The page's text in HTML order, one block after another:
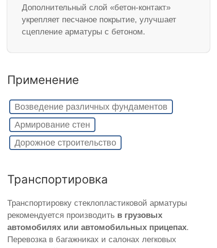
Дополнительный слой «бетон-контакт»
укрепляет песчаное покрытие, улучшает
сцепление арматуры с бетоном.
Применение
Возведение различных фундаментов
Армирование стен
Дорожное строительство
Транспортировка
Транспортировку стеклопластиковой арматуры
рекомендуется производить в грузовых
автомобилях или автомобильных прицепах.
Перевозка в багажниках и салонах легковых